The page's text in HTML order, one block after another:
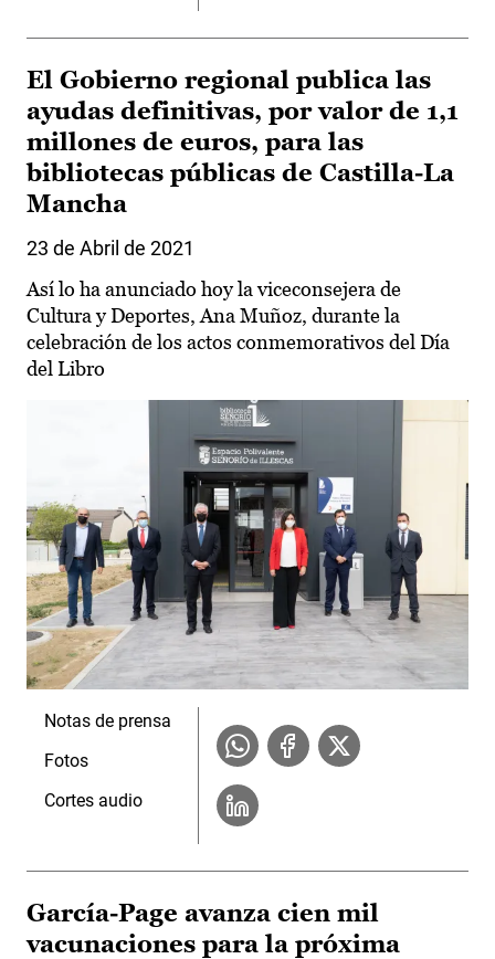
El Gobierno regional publica las
ayudas definitivas, por valor de 1,1
millones de euros, para las
bibliotecas públicas de Castilla-La
Mancha
23 de Abril de 2021
Así lo ha anunciado hoy la viceconsejera de
Cultura y Deportes, Ana Muñoz, durante la
celebración de los actos conmemorativos del Día
del Libro
Notas de prensa
Fotos
Cortes audio
García-Page avanza cien mil
vacunaciones para la próxima